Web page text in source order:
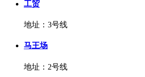
工贸
地址：3号线
马王场
地址：2号线